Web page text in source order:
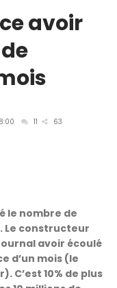
avoir
11 63
le nombre de
Le constructeur
avoir écoulé
d’un mois (le
C’est 10% de plus